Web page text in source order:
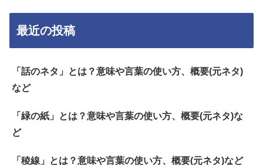
最近の投稿
「話のネタ」とは？意味や言葉の使い方、概要(元ネタ)
など
「緑の紙」とは？意味や言葉の使い方、概要(元ネタ)な
ど
「稜線」とは？意味や言葉の使い方、概要(元ネタ)など